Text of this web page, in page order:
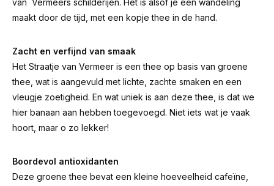
van Vermeers schilderijen. Het is alsof je een wandeling
maakt door de tijd, met een kopje thee in de hand.
Zacht en verfijnd van smaak
Het Straatje van Vermeer is een thee op basis van groene
thee, wat is aangevuld met lichte, zachte smaken en een
vleugje zoetigheid. En wat uniek is aan deze thee, is dat we
hier banaan aan hebben toegevoegd. Niet iets wat je vaak
hoort, maar o zo lekker!
Boordevol antioxidanten
Deze groene thee bevat een kleine hoeveelheid cafeïne,